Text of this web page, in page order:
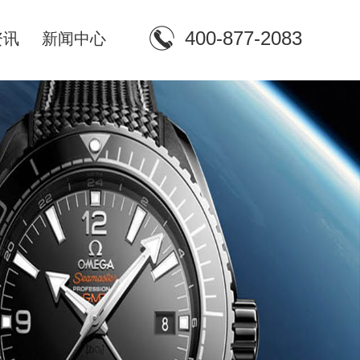
讯 新闻中心 400-877-2083